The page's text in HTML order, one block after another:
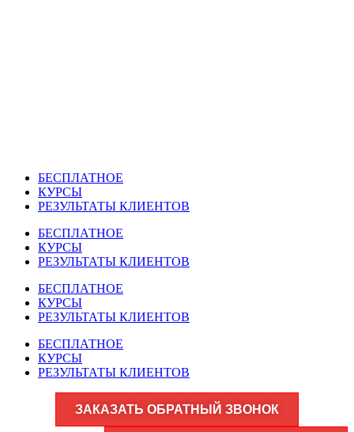
БЕСПЛАТНОЕ
КУРСЫ
РЕЗУЛЬТАТЫ КЛИЕНТОВ
БЕСПЛАТНОЕ
КУРСЫ
РЕЗУЛЬТАТЫ КЛИЕНТОВ
БЕСПЛАТНОЕ
КУРСЫ
РЕЗУЛЬТАТЫ КЛИЕНТОВ
БЕСПЛАТНОЕ
КУРСЫ
РЕЗУЛЬТАТЫ КЛИЕНТОВ
ЗАКАЗАТЬ ОБРАТНЫЙ ЗВОНОК